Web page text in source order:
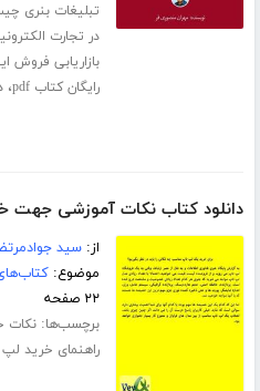
تبلیغات بنری
در تجارت
بازاریابی فروش
رایگان کتاب pdf
،
دانلود کتاب نکات آموزشی جهت
از:سید
موضوع:
۲۲ صفحه
برچسب‌ها:نکات
راهنمای خرید